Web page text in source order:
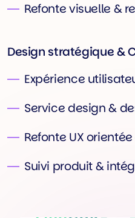
Refonte visuelle &
Design stratégique &
Expérience
Service design &
Refonte UX
Suivi produit &